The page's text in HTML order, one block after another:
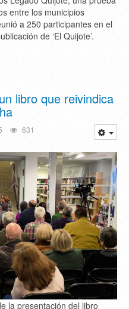
entre los municipios
a 250 participantes en el
de ‘El Quijote’.
libro que reivindica
631
la presentación del libro